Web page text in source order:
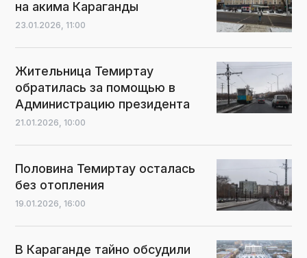
на акима Караганды
23.01.2026, 11:00
Жительница Темиртау
обратилась за помощью в
Администрацию президента
21.01.2026, 10:00
Половина Темиртау осталась
без отопления
19.01.2026, 16:00
В Караганде тайно обсудили